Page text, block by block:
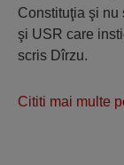
Constituţia şi nu
şi USR care
scris Dîrzu.
Cititi mai multe